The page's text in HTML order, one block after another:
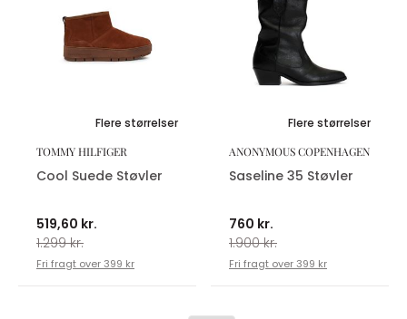
Flere størrelser
TOMMY HILFIGER
Cool Suede Støvler
519,60 kr.
1.299 kr.
Fri fragt over 399 kr
Flere størrelser
ANONYMOUS COPENHAGEN
Saseline 35 Støvler
760 kr.
1.900 kr.
Fri fragt over 399 kr